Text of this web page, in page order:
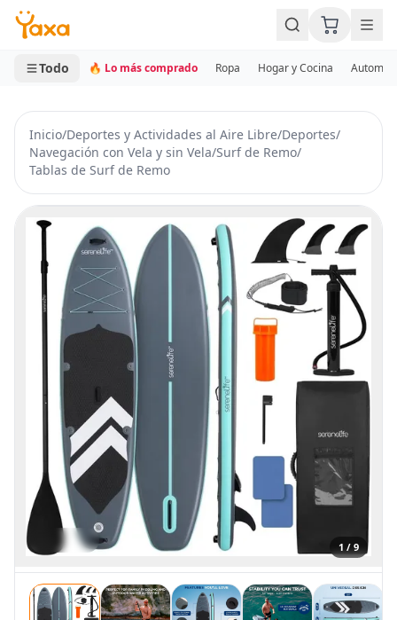
MINI CARRITO
0 productos
Todo 🔥 Lo más comprado Ropa Hogar y Cocina
Inicio/Deportes y Actividades al Aire Libre/Deportes/
Navegación con Vela y sin Vela/Surf de Remo/
Tablas de Surf de Remo
1 / 9